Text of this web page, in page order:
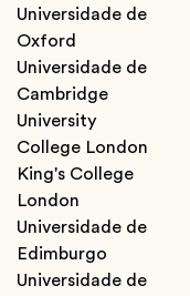
Universidade de
Oxford
Universidade de
Cambridge
University
College London
King's College
London
Universidade de
Edimburgo
Universidade de